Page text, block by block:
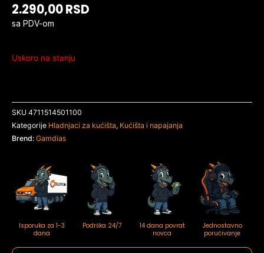
2.290,00RSD
sa PDV-om
Uskoro na stanju
SKU 4711514501100
Kategorije Hladnjaci za kućišta, Kućišta i napajanja
Brend: Gamdias
Isporuka za 1-3
dana
Podrška 24/7
14 dana povrat
novca
Jednostavno
poručivanje